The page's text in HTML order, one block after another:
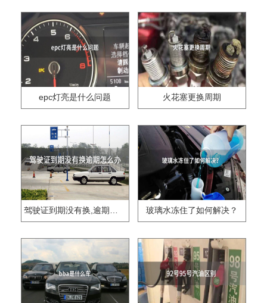
epc灯亮是什么问题 火花塞更换周期
驾驶证到期没有换,逾期怎么办?? 玻璃水冻住了如何解决？